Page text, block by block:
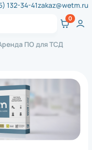
132-34-41zakaz@wetm.ru
ПО для ТСД